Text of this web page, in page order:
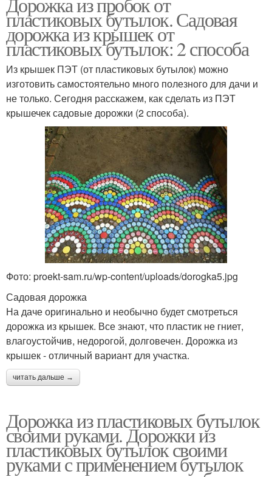
пластиковых бутылок. Садовая
дорожка из крышек от
пластиковых бутылок: 2 способа
Из крышек ПЭТ (от пластиковых бутылок) можно
изготовить самостоятельно много полезного для дачи и
не только. Сегодня расскажем, как сделать из ПЭТ
крышечек садовые дорожки (2 способа).
Фото: proekt-sam.ru/wp-content/uploads/dorogka5.jpg
Садовая дорожка
На даче оригинально и необычно будет смотреться
дорожка из крышек. Все знают, что пластик не гниет,
влагоустойчив, недорогой, долговечен. Дорожка из
крышек - отличный вариант для участка.
читать дальше →
Дорожка из пластиковых бутылок
своими руками. Дорожки из
пластиковых бутылок своими
руками с применением бутылок